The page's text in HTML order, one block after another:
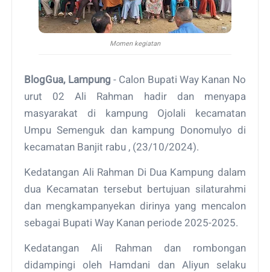
Momen kegiatan
BlogGua, Lampung - Calon Bupati Way Kanan No
urut 02 Ali Rahman hadir dan menyapa
masyarakat di kampung Ojolali kecamatan
Umpu Semenguk dan kampung Donomulyo di
kecamatan Banjit rabu , (23/10/2024).
Kedatangan Ali Rahman Di Dua Kampung dalam
dua Kecamatan tersebut bertujuan silaturahmi
dan mengkampanyekan dirinya yang mencalon
sebagai Bupati Way Kanan periode 2025-2025.
Kedatangan Ali Rahman dan rombongan
didampingi oleh Hamdani dan Aliyun selaku